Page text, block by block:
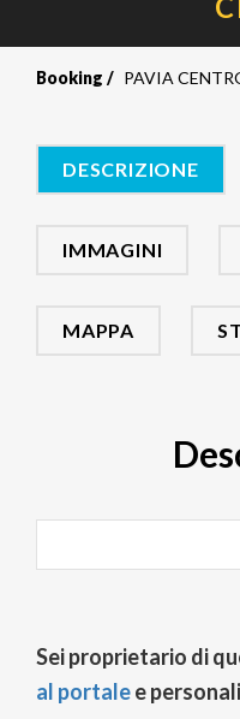
Booking PAVIA
DESCRIZIONE
IMMAGINI
MAPPA
Sei proprietario di
al portalee